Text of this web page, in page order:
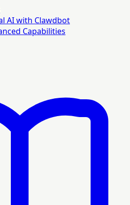
AI with Clawdbot
Capabilities